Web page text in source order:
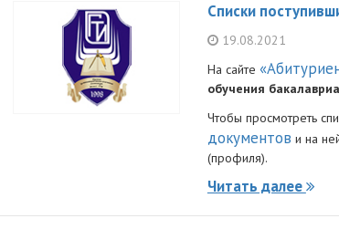
Списки
19.08.2021
На сайте
обучения
Чтобы просмотреть
документов и на
(профиля).
Читать далее